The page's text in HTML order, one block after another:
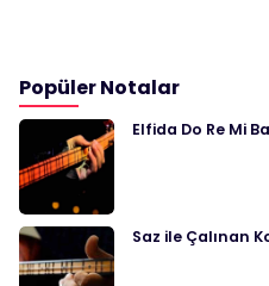
Popüler Notalar
Elfida Do Re Mi
Saz ile Çalınan